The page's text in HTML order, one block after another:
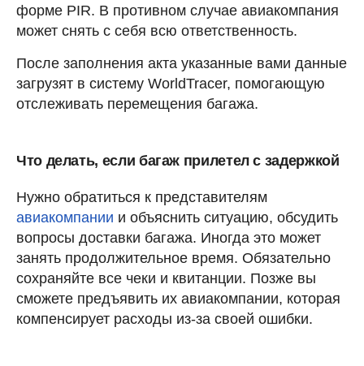
форме PIR. В противном случае авиакомпания
может снять с себя всю ответственность.
После заполнения акта указанные вами данные
загрузят в систему WorldTracer, помогающую
отслеживать перемещения багажа.
Что делать, если багаж прилетел с задержкой
Нужно обратиться к представителям
авиакомпании и объяснить ситуацию, обсудить
вопросы доставки багажа. Иногда это может
занять продолжительное время. Обязательно
сохраняйте все чеки и квитанции. Позже вы
сможете предъявить их авиакомпании, которая
компенсирует расходы из-за своей ошибки.